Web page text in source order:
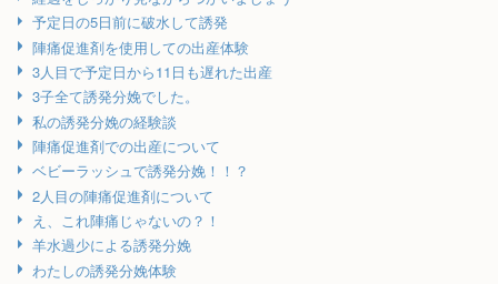
予定日の5日前に破水して誘発
陣痛促進剤を使用しての出産体験
3人目で予定日から11日も遅れた出産
3子全て誘発分娩でした。
私の誘発分娩の経験談
陣痛促進剤での出産について
ベビーラッシュで誘発分娩！！？
2人目の陣痛促進剤について
え、これ陣痛じゃないの？！
羊水過少による誘発分娩
わたしの誘発分娩体験